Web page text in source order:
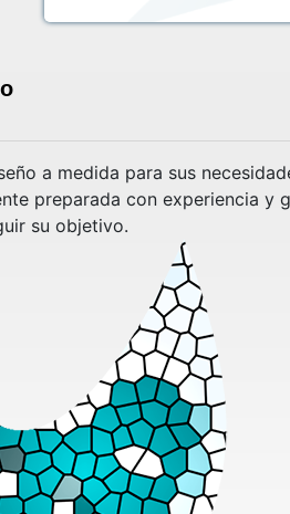
a medida para sus
preparada con experiencia y
su objetivo.